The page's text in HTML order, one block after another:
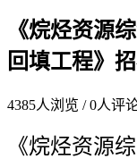
《烷烃资源
回填工程》
4385人浏览 /0人评
《烷烃资源